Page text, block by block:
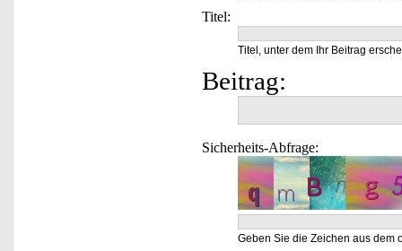
Titel:
Titel, unter dem Ihr Beitrag
Beitrag:
Sicherheits-Abfrage:
Geben Sie die Zeichen aus dem